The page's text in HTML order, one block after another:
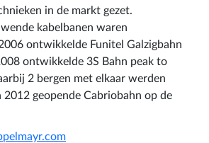
in de markt gezet.
kabelbanen waren
ontwikkelde Funitel Galzigbahn
ontwikkelde 3S Bahn peak to
2 bergen met elkaar werden
2012 geopende Cabriobahn op de